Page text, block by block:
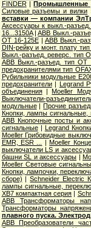
FINDER|Промышленные
Cиловые разъемы и вилки
вставки — компании
Аксессуары к выкл.-
16...3150A|ABB Выкл.-
OT 16-125E| ABB Выкл.-
DIN-рейку и монт. плату
Выкл.-разъед. реверс. тип
ABB Выкл.-разъед. тип OT
предохранителями тип
Рубильники модульные
предохранители| Legrand
объединения|Moeller
Выключатели-
модульные|Прочие
Кнопки, лампы сигнальные,
ABB Кнопочные посты и
сигнальные| Legrand
Moeller Грибовидные
EMR, ESR ...
|Moeller
выключатели LS и
башни SL и аксессуары |
Moeller Световые
Кнопки, лампочки,
сборе) |Schneider Electric
лампы сигнальные,
XB7 компактная серия |
ABB Трансформаторы
Трансформаторы
плавного пуска.
ABB Преобразователи